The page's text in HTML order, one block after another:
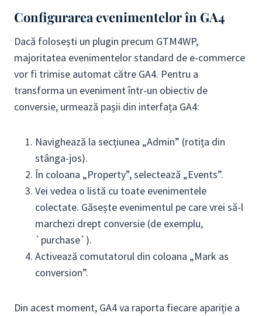
Configurarea evenimentelor în GA4
Dacă folosești un plugin precum GTM4WP,
majoritatea evenimentelor standard de e-commerce
vor fi trimise automat către GA4. Pentru a
transforma un eveniment într-un obiectiv de
conversie, urmează pașii din interfața GA4:
Navighează la secțiunea „Admin” (rotița din
stânga-jos).
În coloana „Property”, selectează „Events”.
Vei vedea o listă cu toate evenimentele
colectate. Găsește evenimentul pe care vrei să-l
marchezi drept conversie (de exemplu,
`purchase`).
Activează comutatorul din coloana „Mark as
conversion”.
Din acest moment, GA4 va raporta fiecare apariție a